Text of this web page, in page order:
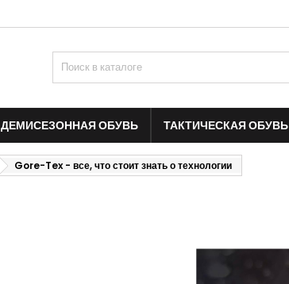
ДЕМИСЕЗОННАЯ ОБУВЬ ТАКТИЧЕСКАЯ ОБУВЬ
Gore-Tex - все, что стоит знать о технологии